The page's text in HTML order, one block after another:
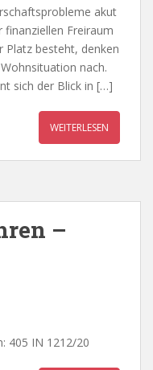
akut
Freiraum
Platz besteht, denken
nach.
sich der Blick in […]
WEITERLESEN
–
405 IN 1212/20